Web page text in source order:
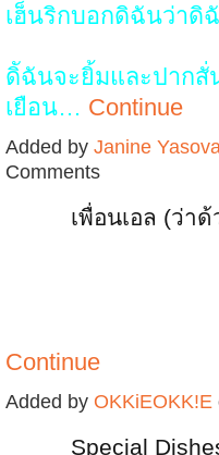
เฮ็นริกบอกดิฉันว่าดิ
ดิัฉันจะยิ้มและปากสั่
เยือน… Continue
Added by Janine
Comments
เพื่อนเอล (ว่า
Continue
Added by OKKiEOKK!E
Special